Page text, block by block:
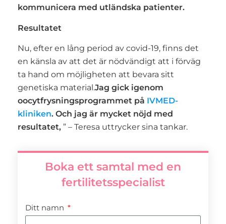
kommunicera med utländska patienter.
Resultatet
Nu, efter en lång period av covid-19, finns det
en känsla av att det är nödvändigt att i förväg
ta hand om möjligheten att bevara sitt
genetiska material.Jag gick igenom
oocytfrysningsprogrammet på IVMED-
kliniken. Och jag är mycket nöjd med
resultatet, ” – Teresa uttrycker sina tankar.
Boka ett samtal med en
fertilitetsspecialist
Ditt namn